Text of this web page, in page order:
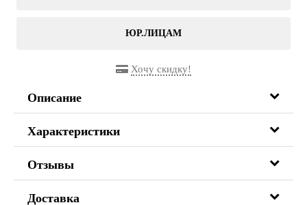
ЮР.ЛИЦАМ
Хочу скидку!
Описание
Характеристики
Отзывы
Доставка